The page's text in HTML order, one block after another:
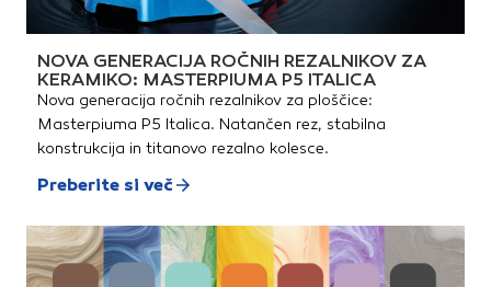
NOVA GENERACIJA ROČNIH REZALNIKOV ZA
KERAMIKO: MASTERPIUMA P5 ITALICA
Nova generacija ročnih rezalnikov za ploščice:
Masterpiuma P5 Italica. Natančen rez, stabilna
konstrukcija in titanovo rezalno kolesce.
Preberite si več